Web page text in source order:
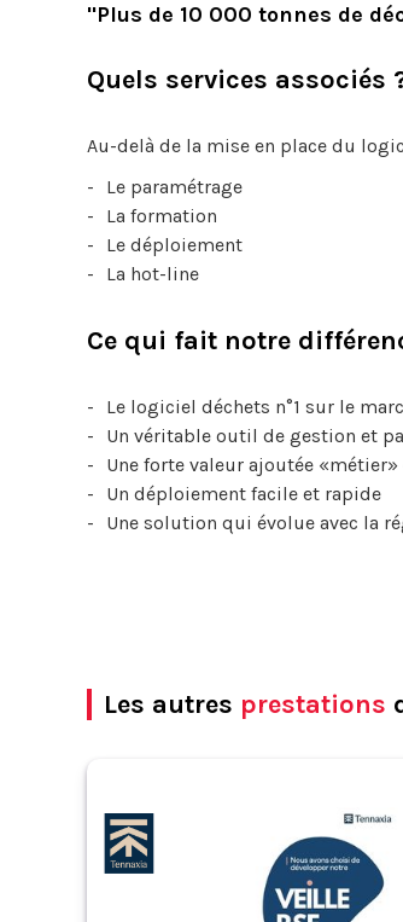
"Plus de 10 000 tonnes de
Quels services associés
Au-delà de la mise en place du
Le paramétrage
La formation
Le déploiement
La hot-line
Ce qui fait notre
Le logiciel déchets n°1 sur le
Un véritable outil de gestion et
Une forte valeur ajoutée
Un déploiement facile et rapide
Une solution qui évolue avec la
Les autres prestations